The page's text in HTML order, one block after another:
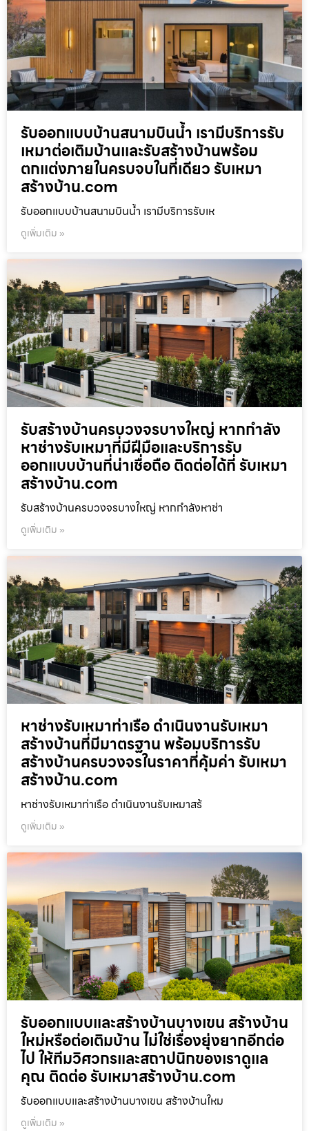
รับออกแบบบ้านสนามบินน้ำ เรามีบริการรับ
เหมาต่อเติมบ้านและรับสร้างบ้านพร้อม
ตกแต่งภายในครบจบในที่เดียว รับเหมา
สร้างบ้าน.com
รับออกแบบบ้านสนามบินน้ำ เรามีบริการรับเห
ดูเพิ่มเติม »
รับสร้างบ้านครบวงจรบางใหญ่ หากกำลัง
หาช่างรับเหมาที่มีฝีมือและบริการรับ
ออกแบบบ้านที่น่าเชื่อถือ ติดต่อได้ที่ รับเหมา
สร้างบ้าน.com
รับสร้างบ้านครบวงจรบางใหญ่ หากกำลังหาช่า
ดูเพิ่มเติม »
หาช่างรับเหมาท่าเรือ ดำเนินงานรับเหมา
สร้างบ้านที่มีมาตรฐาน พร้อมบริการรับ
สร้างบ้านครบวงจรในราคาที่คุ้มค่า รับเหมา
สร้างบ้าน.com
หาช่างรับเหมาท่าเรือ ดำเนินงานรับเหมาสร้
ดูเพิ่มเติม »
รับออกแบบและสร้างบ้านบางเขน สร้างบ้าน
ใหม่หรือต่อเติมบ้าน ไม่ใช่เรื่องยุ่งยากอีกต่อ
ไป ให้ทีมวิศวกรและสถาปนิกของเราดูแล
คุณ ติดต่อ รับเหมาสร้างบ้าน.com
รับออกแบบและสร้างบ้านบางเขน สร้างบ้านใหม
ดูเพิ่มเติม »